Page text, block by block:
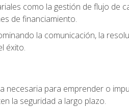
como la gestión de flujo de
de financiamiento.
la comunicación, la
éxito.
necesaria para emprender o
la seguridad a largo plazo.